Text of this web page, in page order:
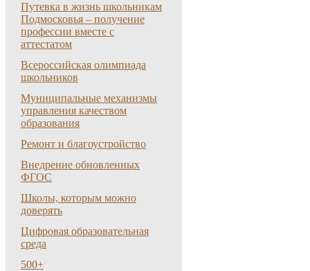
Путевка в жизнь школьникам
Подмосковья – получение
профессии вместе с
аттестатом
Всероссийская олимпиада
школьников
Муниципальные механизмы
управления качеством
образования
Ремонт и благоустройство
Внедрение обновленных
ФГОС
Школы, которым можно
доверять
Цифровая образовательная
среда
500+